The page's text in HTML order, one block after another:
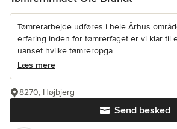
Tømrerarbejde udføres i hele Århus
erfaring inden for tømrerfaget er vi klar til
uanset hvilke tømreropga...
Læs mere
Send besked
8270, Højbjerg